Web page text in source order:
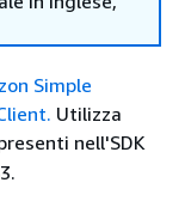
Simple
Utilizza
nell'SDK